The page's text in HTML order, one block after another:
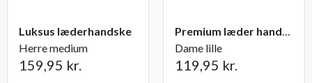
Luksus læderhandske
Herre medium
159,95 kr.
Premium læder handske Flutter
Dame lille
119,95 kr.